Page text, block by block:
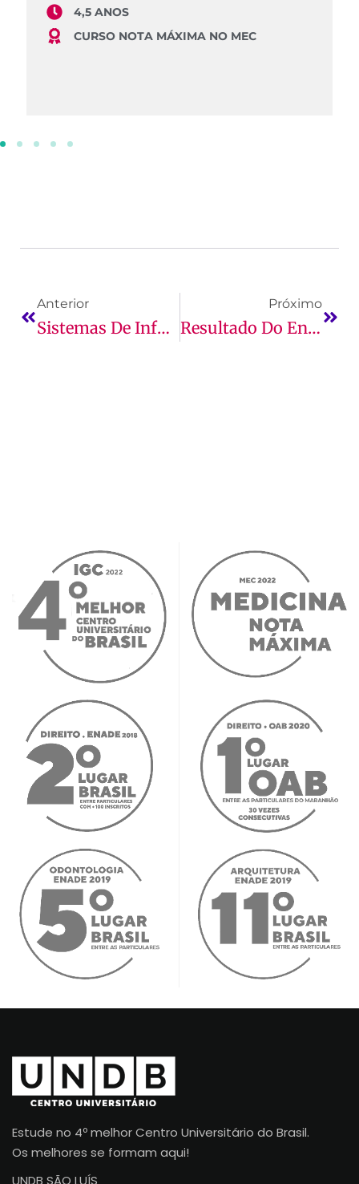
4,5 ANOS
CURSO NOTA MÁXIMA NO MEC
Anterior
Sistemas De Informação: O Que São, O Curso E Mais!
Próximo
Resultado Do Enem: Quando Sai, Como Ver A Nota E Mais!
Estude no 4º melhor Centro Universitário do Brasil.
Os melhores se formam aqui!